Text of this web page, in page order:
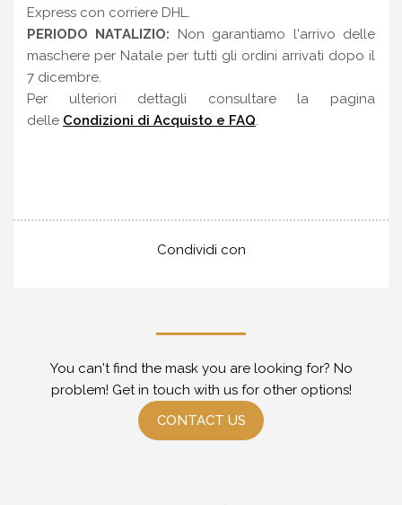
Express con corriere DHL.
PERIODO NATALIZIO: Non garantiamo l'arrivo delle
maschere per Natale per tutti gli ordini arrivati dopo il
7 dicembre.
Per ulteriori dettagli consultare la pagina
delle Condizioni di Acquisto e FAQ.
Condividi con
You can't find the mask you are looking for? No
problem! Get in touch with us for other options!
CONTACT US